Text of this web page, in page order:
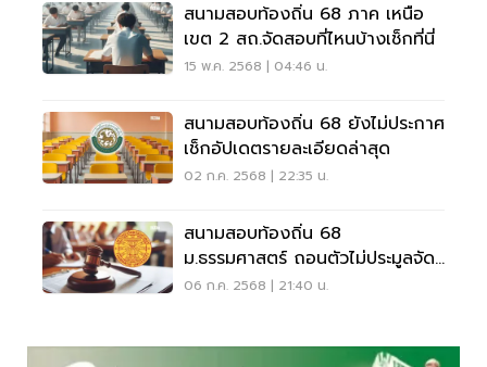
สนามสอบท้องถิ่น 68 ภาค เหนือ
เขต 2 สถ.จัดสอบที่ไหนบ้างเช็กที่นี่
15 พ.ค. 2568 | 04:46 น.
สนามสอบท้องถิ่น 68 ยังไม่ประกาศ
เช็กอัปเดตรายละเอียดล่าสุด
02 ก.ค. 2568 | 22:35 น.
สนามสอบท้องถิ่น 68
ม.ธรรมศาสตร์ ถอนตัวไม่ประมูลจัด
สอบแข่งขัน
06 ก.ค. 2568 | 21:40 น.